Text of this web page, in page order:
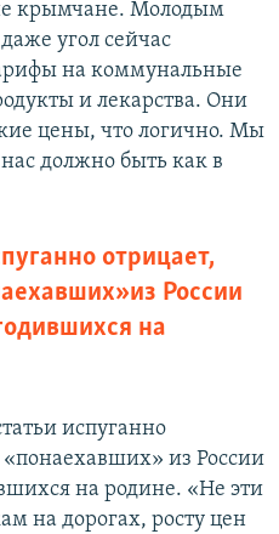
крымчане. Молодым
угол сейчас
на коммунальные
и лекарства. Они
цены, что логично. Мы
должно быть как в
отрицает,
из России
на
испуганно
«понаехавших» из России
на родине. «Не эти
на дорогах, росту цен